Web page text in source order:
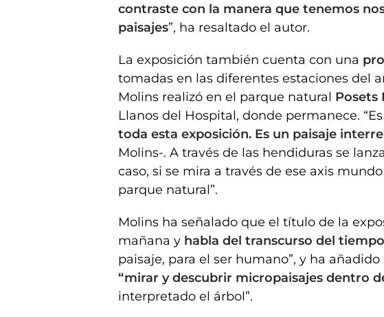
contraste con la manera que tenemos
paisajes”, ha resaltado el autor.
La exposición también cuenta con una
tomadas en las diferentes estaciones del
Molins realizó en el parque natural Posets
Llanos del Hospital, donde permanece.
toda esta exposición. Es un paisaje
Molins-. A través de las hendiduras se
caso, si se mira a través de ese axis
parque natural”.
Molins ha señalado que el título de la
mañana y habla del transcurso del tiempo
paisaje, para el ser humano”, y ha
“mirar y descubrir micropaisajes dentro
interpretado el árbol”.